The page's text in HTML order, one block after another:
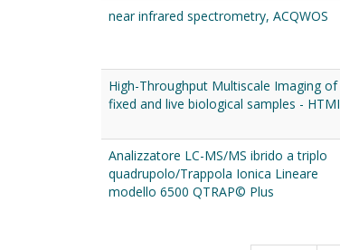
near infrared spectrometry, ACQWOS
High-Throughput Multiscale Imaging of
fixed and live biological samples - HTMI
Analizzatore LC-MS/MS ibrido a triplo
quadrupolo/Trappola Ionica Lineare
modello 6500 QTRAP© Plus